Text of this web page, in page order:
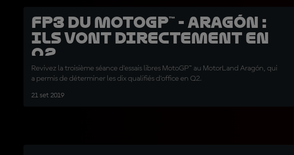
FP3 du MotoGP™ - Aragón :
Ils vont directement en
Q2...
Revivez la troisième séance d'essais libres MotoGP™ au MotorLand Aragón, qui
a permis de déterminer les dix qualifiés d'office en Q2.
21 set 2019